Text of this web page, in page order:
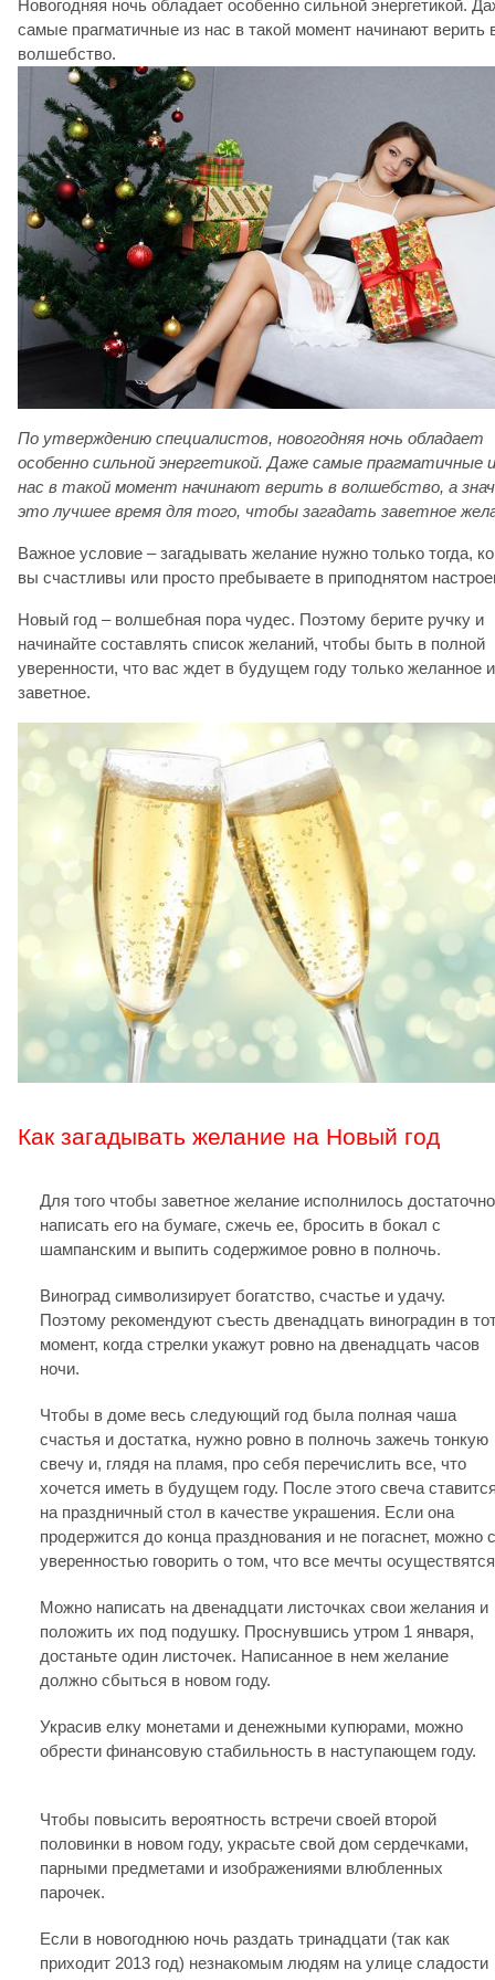
Новогодняя ночь обладает особенно сильной энергетикой.
самые прагматичные из нас в такой момент начинают верить
волшебство.
По утверждению специалистов, новогодняя ночь обладает
особенно сильной энергетикой. Даже самые прагматичные
нас в такой момент начинают верить в волшебство, а
это лучшее время для того, чтобы загадать заветное
Важное условие – загадывать желание нужно только тогда,
вы счастливы или просто пребываете в приподнятом
Новый год – волшебная пора чудес. Поэтому берите ручку и
начинайте составлять список желаний, чтобы быть в полной
уверенности, что вас ждет в будущем году только желанное и
заветное.
Как загадывать желание на Новый год
Для того чтобы заветное желание исполнилось достаточно
написать его на бумаге, сжечь ее, бросить в бокал с
шампанским и выпить содержимое ровно в полночь.
Виноград символизирует богатство, счастье и удачу.
Поэтому рекомендуют съесть двенадцать виноградин в
момент, когда стрелки укажут ровно на двенадцать часов
ночи.
Чтобы в доме весь следующий год была полная чаша
счастья и достатка, нужно ровно в полночь зажечь тонкую
свечу и, глядя на пламя, про себя перечислить все, что
хочется иметь в будущем году. После этого свеча
на праздничный стол в качестве украшения. Если она
продержится до конца празднования и не погаснет, можно с
уверенностью говорить о том, что все мечты
Можно написать на двенадцати листочках свои желания и
положить их под подушку. Проснувшись утром 1 января,
достаньте один листочек. Написанное в нем желание
должно сбыться в новом году.
Украсив елку монетами и денежными купюрами, можно
обрести финансовую стабильность в наступающем году.
Чтобы повысить вероятность встречи своей второй
половинки в новом году, украсьте свой дом сердечками,
парными предметами и изображениями влюбленных
парочек.
Если в новогоднюю ночь раздать тринадцати (так как
приходит 2013 год) незнакомым людям на улице сладости